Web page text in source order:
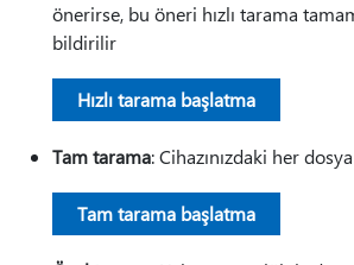
önerirse, bu öneri hızlı tarama
bildirilir
Hızlı tarama başlatma
Tam tarama: Cihazınızdaki her
Tam tarama başlatma